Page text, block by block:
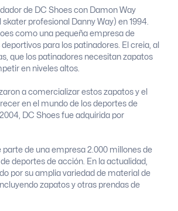
de DC Shoes con Damon Way
profesional Danny Way) en 1994.
como una pequeña empresa de
para los patinadores. El creia, al
que los patinadores necesitan zapatos
en niveles altos.
a comercializar estos zapatos y el
en el mundo de los deportes de
DC Shoes fue adquirida por
parte de una empresa 2.000 millones de
deportes de acción. En la actualidad,
por su amplia variedad de material de
zapatos y otras prendas de